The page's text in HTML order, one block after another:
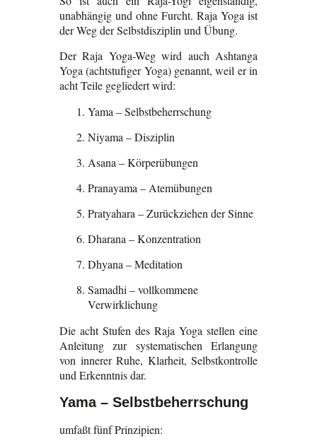
unabhängig und ohne Furcht. Raja Yoga ist
der Weg der Selbstdisziplin und Übung.
Der Raja Yoga-Weg wird auch Ashtanga
Yoga (achtstufiger Yoga) genannt, weil er in
acht Teile gegliedert wird:
Yama – Selbstbeherrschung
Niyama – Disziplin
Asana – Körperübungen
Pranayama – Atemübungen
Pratyahara – Zurückziehen der Sinne
Dharana – Konzentration
Dhyana – Meditation
Samadhi – vollkommene
Verwirklichung
Die acht Stufen des Raja Yoga stellen eine
Anleitung zur systematischen Erlangung
von innerer Ruhe, Klarheit, Selbstkontrolle
und Erkenntnis dar.
Yama – Selbstbeherrschung
umfaßt fünf Prinzipien: